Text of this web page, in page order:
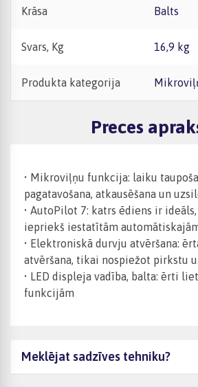
Krāsa Balts
Svars, Kg 16,9 kg
Produkta kategorija
Preces
• Mikroviļņu funkcija: laiku
pagatavošana, atkausēšana un
• AutoPilot 7: katrs ēdiens ir
iepriekš iestatītām
• Elektroniskā durvju atvēršana:
atvēršana, tikai nospiežot pirkstu
• LED displeja vadība, balta: ērti
funkcijām
Meklējat sadzīves tehniku?